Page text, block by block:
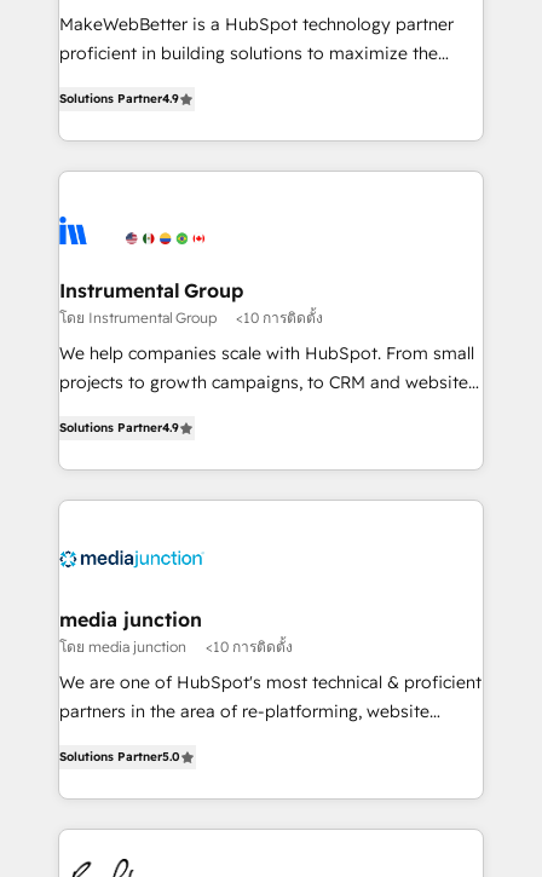
measurable impact.
MakeWebBetter is a HubSpot technology partner
proficient in building solutions to maximize the
growing tech-enabler & facilitator, MakeWebBetter,
hands you the blend of HubSpot expertise &
eminent solutions & integrations. Trust us to
Elite Partners with 10+ years of HubSpot experience
Premier Partner 2023 🌟5 HubSpot Accreditations 🌟
Won HubSpot Theme Challenge 2021 🌟INBOUND’19
HubSpot Rising Star Why us? Harnessing the full
potential of the powerful HubSpot CRM. ✔️A team of
HubSpot experience ✔️Flexible pricing models —
Hourly-fee (assigned one Dedicated HubSpot
requirement). ✔️Helped over 25,000+ customers so
Solutions Partner4.9
Instrumental Group
โดย Instrumental Group <10 การติดตั้ง
We help companies scale with HubSpot. From small
projects to growth campaigns, to CRM and websites.
HubSpot and willing to work hand-in-hand with your
team to simplify the complex and build a better
experience for your team and customers.
Solutions Partner4.9
media junction
โดย media junction <10 การติดตั้ง
We are one of HubSpot's most technical & proficient
partners in the area of re-platforming, website
implementations for mid-market & enterprise
companies. We are woman-owned, powered by
coffee, and we ❤️ dogs. We produce award-winning
work for our clients. 🏆2023 Technical Expertise
Solutions Partner5.0